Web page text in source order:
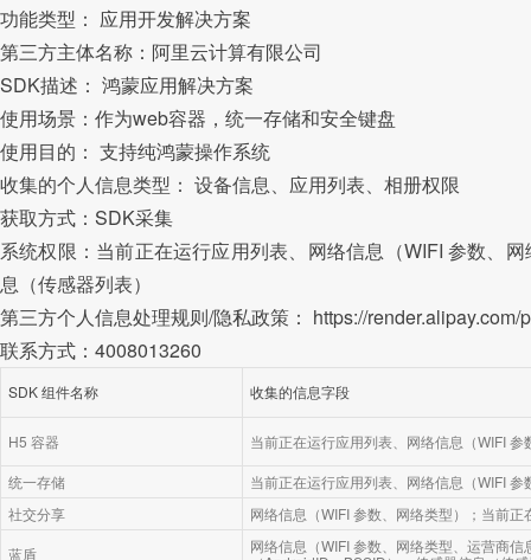
功能类型： 应用开发解决方案
第三方主体名称：阿里云计算有限公司
SDK描述： 鸿蒙应用解决方案
使用场景：作为web容器，统一存储和安全键盘
使用目的： 支持纯鸿蒙操作系统
收集的个人信息类型： 设备信息、应用列表、相册权限
获取方式：SDK采集
系统权限：当前正在运行应用列表、网络信息（WIFI 参数、
息（传感器列表）
第三方个人信息处理规则/隐私政策： https://
联系方式：4008013260
SDK 组件名称 收集的信息字段
H5 容器
当前正在运行应用列表、网络信息（WIFI
统一存储
当前正在运行应用列表、网络信息（WIFI 参
社交分享
网络信息（WIFI 参数、网络类型）；当前
蓝盾
网络信息（WIFI 参数、网络类型、运营商